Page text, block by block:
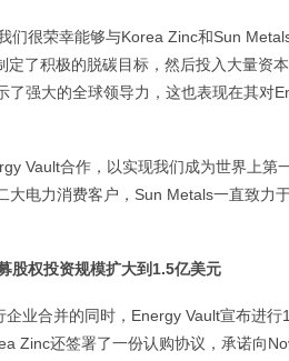
们很荣幸能够与Korea Zinc和Sun
了积极的脱碳目标，然后投入大量资
了强大的全球领导力，这也表现在其对
Vault合作，以实现我们成为世界上第
大电力消费客户，Sun Metals一直致力
股权投资规模扩大到 1.5亿美元
业合并的同时，Energy Vault宣布进行
Zinc还签署了一份认购协议，承诺向